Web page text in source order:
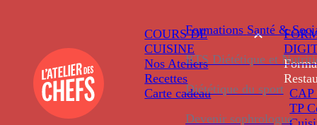
Formations Santé &
BTS Diététique et
Diététique du sport
Devenir sophrologue
COURS DE
CUISINE
Nos Ateliers
Recettes
Carte cadeau
CAP
TP